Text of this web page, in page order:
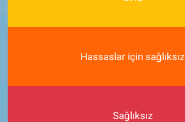
Hassaslar için sağlıksız
Sağlıksız